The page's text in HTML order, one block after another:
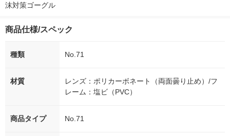
沫対策ゴーグル
商品仕様/スペック
種類 No.71
材質
レンズ：ポリカーボネート（両面曇り止め）/フ
レーム：塩ビ（PVC）
商品タイプ No.71